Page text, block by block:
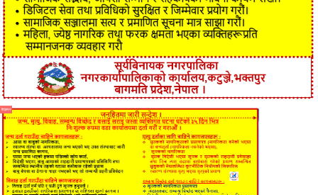
विज्ञापन